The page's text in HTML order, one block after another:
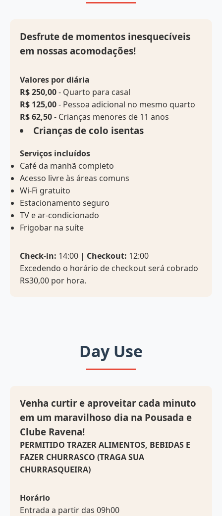
Desfrute de momentos inesquecíveis
em nossas acomodações!
Valores por diária
R$ 250,00- Quarto para casal
R$ 125,00- Pessoa adicional no mesmo quarto
R$ 62,50- Crianças menores de 11 anos
Crianças de colo isentas
Serviços incluídos
Café da manhã completo
Acesso livre às áreas comuns
Wi-Fi gratuito
Estacionamento seguro
TV e ar-condicionado
Frigobar na suíte
Check-in: 14:00 | Checkout: 12:00
Excedendo o horário de checkout será cobrado
R$30,00 por hora.
Day Use
Venha curtir e aproveitar cada minuto
em um maravilhoso dia na Pousada e
Clube Ravena!
PERMITIDO TRAZER ALIMENTOS, BEBIDAS E
FAZER CHURRASCO (TRAGA SUA
CHURRASQUEIRA)
Horário
Entrada a partir das 09h00